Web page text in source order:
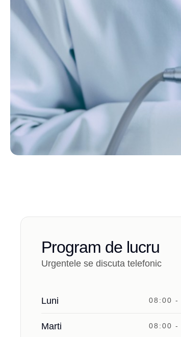
Program de lucru
Urgentele se discuta telefonic
Luni 08:00 -
Marti 08:00 -